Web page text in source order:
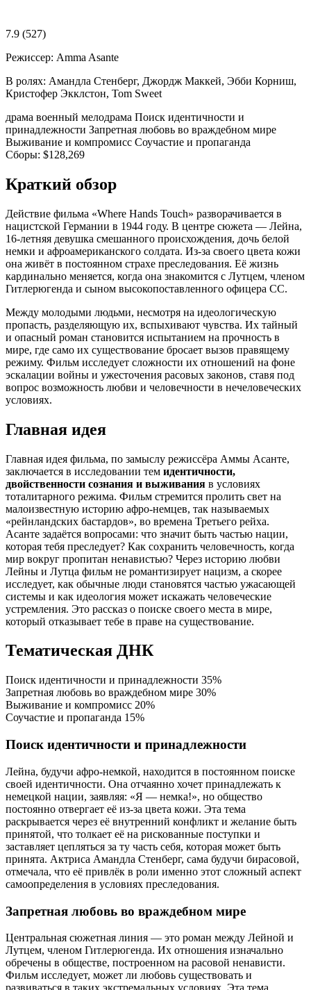
7.9 (527)
Режиссер: Amma Asante
В ролях: Амандла Стенберг, Джордж Маккей, Эбби Корниш,
Кристофер Экклстон, Tom Sweet
драма военный мелодрама Поиск идентичности и
принадлежности Запретная любовь во враждебном мире
Выживание и компромисс Соучастие и пропаганда
Сборы: $128,269
Краткий обзор
Действие фильма «Where Hands Touch» разворачивается в
нацистской Германии в 1944 году. В центре сюжета — Лейна,
16-летняя девушка смешанного происхождения, дочь белой
немки и афроамериканского солдата. Из-за своего цвета кожи
она живёт в постоянном страхе преследования. Её жизнь
кардинально меняется, когда она знакомится с Лутцем, членом
Гитлерюгенда и сыном высокопоставленного офицера СС.
Между молодыми людьми, несмотря на идеологическую
пропасть, разделяющую их, вспыхивают чувства. Их тайный
и опасный роман становится испытанием на прочность в
мире, где само их существование бросает вызов правящему
режиму. Фильм исследует сложности их отношений на фоне
эскалации войны и ужесточения расовых законов, ставя под
вопрос возможность любви и человечности в нечеловеческих
условиях.
Главная идея
Главная идея фильма, по замыслу режиссёра Аммы Асанте,
заключается в исследовании тем идентичности,
двойственности сознания и выживания в условиях
тоталитарного режима. Фильм стремится пролить свет на
малоизвестную историю афро-немцев, так называемых
«рейнландских бастардов», во времена Третьего рейха.
Асанте задаётся вопросами: что значит быть частью нации,
которая тебя преследует? Как сохранить человечность, когда
мир вокруг пропитан ненавистью? Через историю любви
Лейны и Лутца фильм не романтизирует нацизм, а скорее
исследует, как обычные люди становятся частью ужасающей
системы и как идеология может искажать человеческие
устремления. Это рассказ о поиске своего места в мире,
который отказывает тебе в праве на существование.
Тематическая ДНК
Поиск идентичности и принадлежности 35%
Запретная любовь во враждебном мире 30%
Выживание и компромисс 20%
Соучастие и пропаганда 15%
Поиск идентичности и принадлежности
Лейна, будучи афро-немкой, находится в постоянном поиске
своей идентичности. Она отчаянно хочет принадлежать к
немецкой нации, заявляя: «Я — немка!», но общество
постоянно отвергает её из-за цвета кожи. Эта тема
раскрывается через её внутренний конфликт и желание быть
принятой, что толкает её на рискованные поступки и
заставляет цепляться за ту часть себя, которая может быть
принята. Актриса Амандла Стенберг, сама будучи бирасовой,
отмечала, что её привлёк в роли именно этот сложный аспект
самоопределения в условиях преследования.
Запретная любовь во враждебном мире
Центральная сюжетная линия — это роман между Лейной и
Лутцем, членом Гитлерюгенда. Их отношения изначально
обречены в обществе, построенном на расовой ненависти.
Фильм исследует, может ли любовь существовать и